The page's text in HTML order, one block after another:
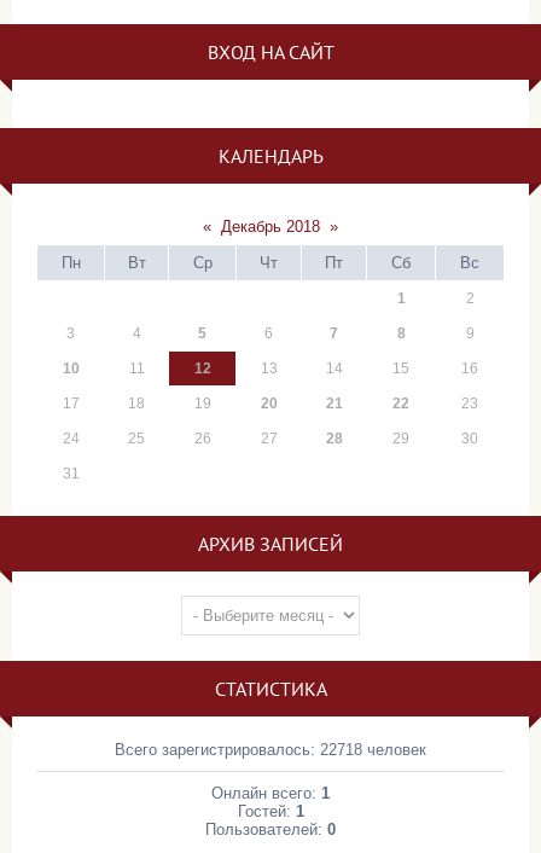
ВХОД НА САЙТ
КАЛЕНДАРЬ
« Декабрь 2018 »
Пн
Вт Ср Чт Пт Сб Вс
1 2
3 4 5 6 7 8 9
10 11 12 13 14 15 16
17 18 19 20 21 22 23
24 25 26 27 28 29 30
31
АРХИВ ЗАПИСЕЙ
СТАТИСТИКА
Всего зарегистрировалось: 22718 человек
Онлайн всего: 1
Гостей: 1
Пользователей: 0